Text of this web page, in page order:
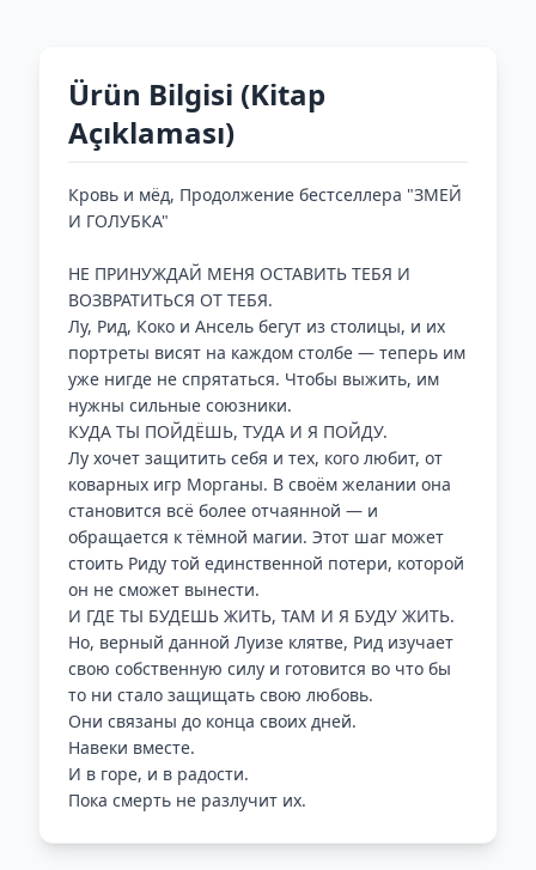
Ürün Bilgisi (Kitap
Açıklaması)
Кровь и мёд, Продолжение бестселлера "ЗМЕЙ
И ГОЛУБКА"
НЕ ПРИНУЖДАЙ МЕНЯ ОСТАВИТЬ ТЕБЯ И
ВОЗВРАТИТЬСЯ ОТ ТЕБЯ.
Лу, Рид, Коко и Ансель бегут из столицы, и их
портреты висят на каждом столбе — теперь им
уже нигде не спрятаться. Чтобы выжить, им
нужны сильные союзники.
КУДА ТЫ ПОЙДЁШЬ, ТУДА И Я ПОЙДУ.
Лу хочет защитить себя и тех, кого любит, от
коварных игр Морганы. В своём желании она
становится всё более отчаянной — и
обращается к тёмной магии. Этот шаг может
стоить Риду той единственной потери, которой
он не сможет вынести.
И ГДЕ ТЫ БУДЕШЬ ЖИТЬ, ТАМ И Я БУДУ ЖИТЬ.
Но, верный данной Луизе клятве, Рид изучает
свою собственную силу и готовится во что бы
то ни стало защищать свою любовь.
Они связаны до конца своих дней.
Навеки вместе.
И в горе, и в радости.
Пока смерть не разлучит их.